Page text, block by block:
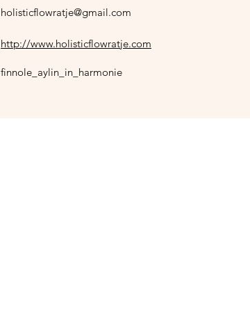
holisticflowratje@gmail.com
http://www.holisticflowratje.com
finnole_aylin_in_harmonie